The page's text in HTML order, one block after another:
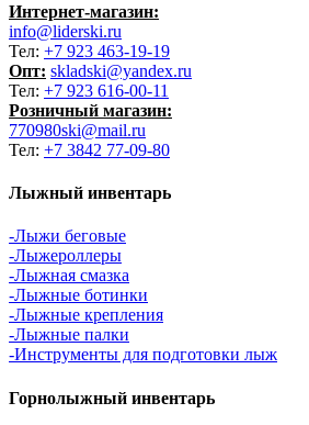
Интернет-магазин:
info@liderski.ru
Тел: +7 923 463-19-19
Опт: skladski@yandex.ru
Тел: +7 923 616-00-11
Розничный магазин:
770980ski@mail.ru
Тел: +7 3842 77-09-80
Лыжный инвентарь
-Лыжи беговые
-Лыжероллеры
-Лыжная смазка
-Лыжные ботинки
-Лыжные крепления
-Лыжные палки
-Инструменты для подготовки лыж
Горнолыжный инвентарь